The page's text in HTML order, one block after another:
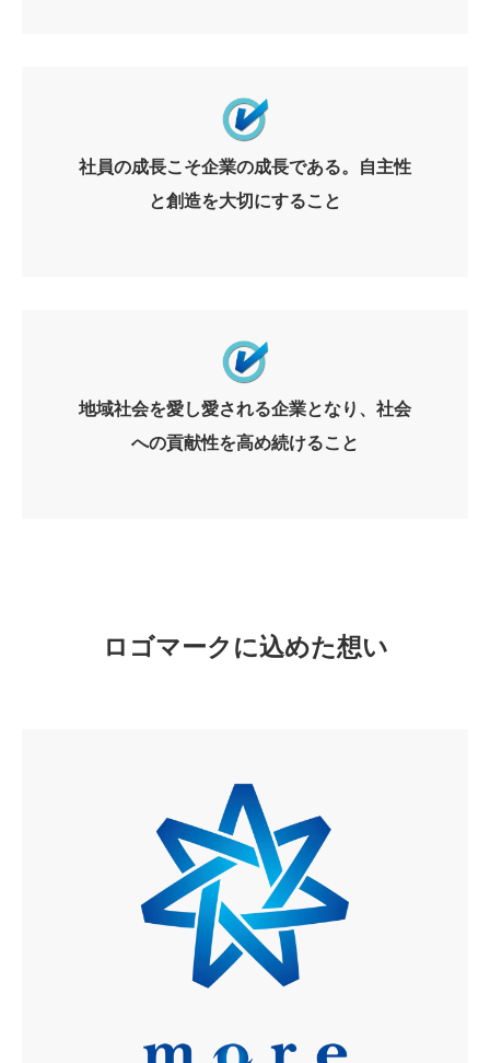
社員の成長こそ企業の成長である。自主性
と創造を大切にすること
地域社会を愛し愛される企業となり、社会
への貢献性を高め続けること
ロゴマークに込めた想い